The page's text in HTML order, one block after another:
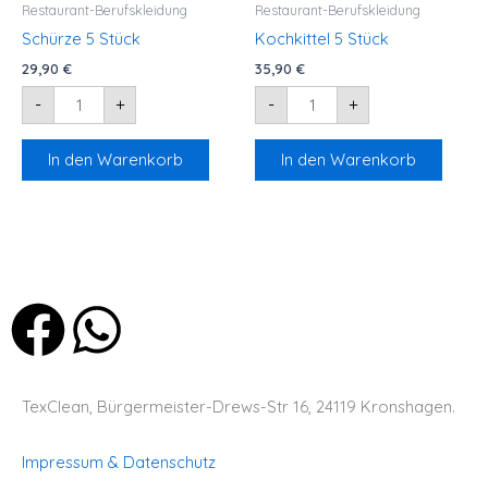
Restaurant-Berufskleidung
Schürze 5 Stück
29,90 €
-
Menge
+
In den Warenkorb
Restaurant-Berufskleidung
Kochkittel 5 Stück
35,90 €
-
Menge
+
In den Warenkorb
F
a
W
h
a
TexClean, Bürgermeister-Drews-Str 16, 24119 Kronshagen.
Impressum & Datenschutz